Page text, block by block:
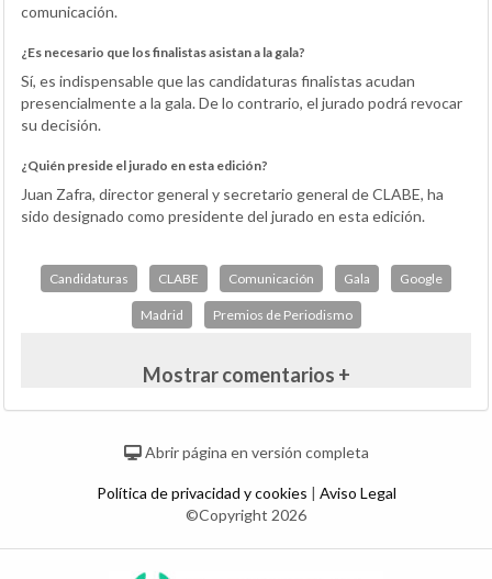
comunicación.
¿Es necesario que los finalistas asistan a la gala?
Sí, es indispensable que las candidaturas finalistas acudan
presencialmente a la gala. De lo contrario, el jurado podrá revocar
su decisión.
¿Quién preside el jurado en esta edición?
Juan Zafra, director general y secretario general de CLABE, ha
sido designado como presidente del jurado en esta edición.
Candidaturas CLABE Comunicación Gala Google
Madrid Premios de Periodismo
Mostrar comentarios +
Abrir página en versión completa
Política de privacidad y cookies | Aviso Legal
©Copyright 2026